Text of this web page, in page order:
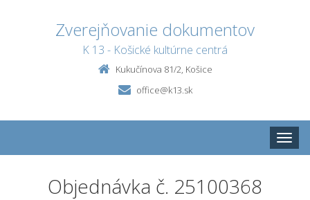
Zverejňovanie dokumentov
K 13 - Košické kultúrne centrá
Kukučínova 81/2, Košice
office@k13.sk
Toggle
Objednávka č. 25100368